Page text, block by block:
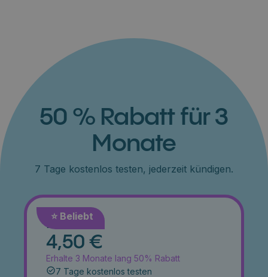
50 % Rabatt für 3
Monate
7 Tage kostenlos testen, jederzeit kündigen.
⭐️ Beliebt
Monat
4,50 €
Erhalte 3 Monate lang 50% Rabatt
7 Tage kostenlos testen